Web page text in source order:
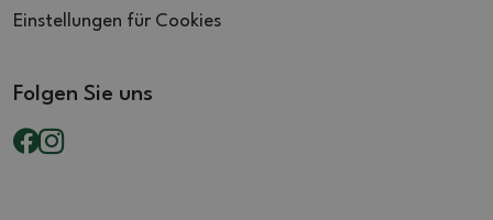
Einstellungen für Cookies
Folgen Sie uns